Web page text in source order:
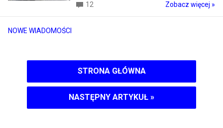
NOWE WIADOMOŚCI
12
Zobacz więcej »
STRONA GŁÓWNA
NASTĘPNY ARTYKUŁ »